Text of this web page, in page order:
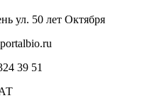
ул. 50 лет Октября
39 51